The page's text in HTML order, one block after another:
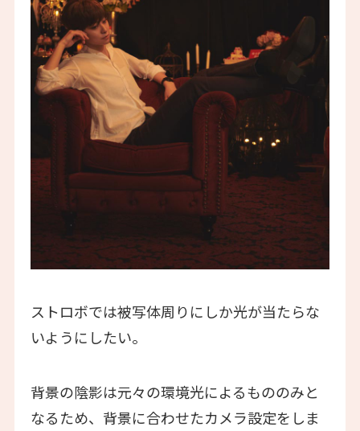
ストロボでは被写体周りにしか光が当たらな
いようにしたい。
背景の陰影は元々の環境光によるもののみと
なるため、背景に合わせたカメラ設定をしま